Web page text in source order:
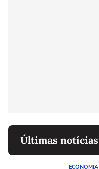
Últimas notícias
ECONOMIA